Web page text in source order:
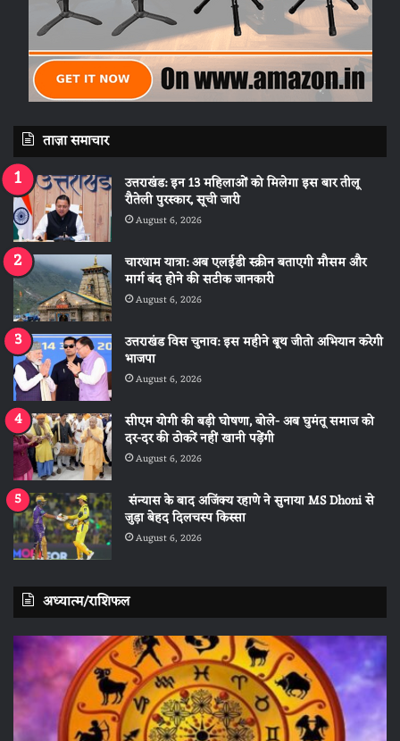
ताज़ा समाचार
उत्तराखंड: इन 13 महिलाओं को मिलेगा इस बार तीलू
रौतेली पुरस्कार, सूची जारी
August 6, 2026
चारधाम यात्रा: अब एलईडी स्क्रीन बताएगी मौसम और
मार्ग बंद होने की सटीक जानकारी
August 6, 2026
उत्तराखंड विस चुनाव: इस महीने बूथ जीतो अभियान करेगी
भाजपा
August 6, 2026
सीएम योगी की बड़ी घोषणा, बोले- अब घुमंतू समाज को
दर-दर की ठोकरें नहीं खानी पड़ेंगी
August 6, 2026
संन्यास के बाद अजिंक्‍य रहाणे ने सुनाया MS Dhoni से
जुड़ा बेहद दिलचस्प किस्सा
August 6, 2026
अध्यात्म/राशिफल